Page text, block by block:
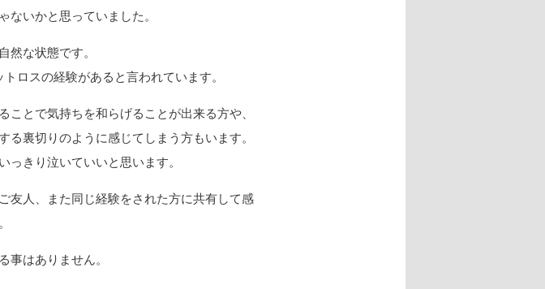
いかと思っていました。
な状態です。
ロスの経験があると言われています。
とで気持ちを和らげることが出来る方や、
裏切りのように感じてしまう方もいます。
きり泣いていいと思います。
友人、また同じ経験をされた方に共有して感
はありません。